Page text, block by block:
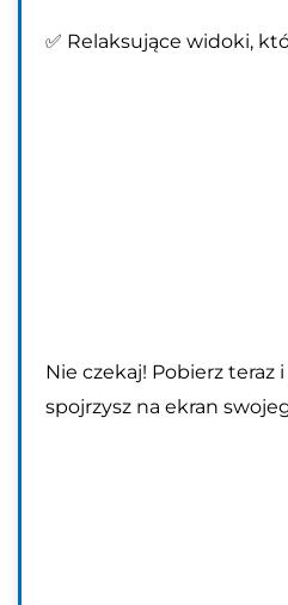
✅ Relaksujące widoki,
Nie czekaj! Pobierz teraz
spojrzysz na ekran